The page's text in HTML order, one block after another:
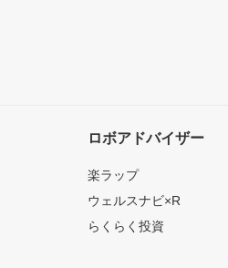
ロボアドバイザー
楽ラップ
ウェルスナビ×R
らくらく投資